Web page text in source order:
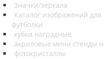
Значки/зеркала
Каталог изображений
футболки
кубки наградные
акриловые мини стенды
фотокристаллы